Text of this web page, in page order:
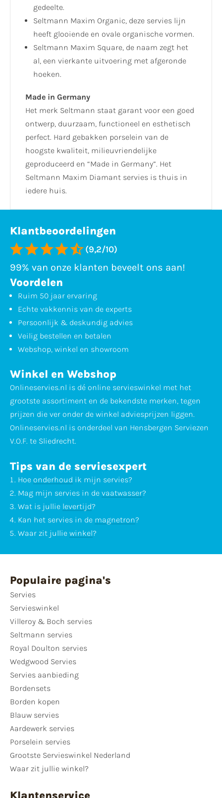
gedeelte.
Seltmann Maxim Organic, deze servies lijn
heeft glooiende en ovale organische vormen.
Seltmann Maxim Square, de naam zegt het
al, een vierkante uitvoering met afgeronde
hoeken.
Made in Germany
Het merk Seltmann staat garant voor een goed
ontwerp, duurzaam, functioneel en esthetisch
perfect. Hard gebakken porselein van de
hoogste kwaliteit, milieuvriendelijke
geproduceerd en “Made in Germany”. Het
Seltmann Maxim Diamant servies is thuis in
iedere huis.
Klantbeoordelingen
(9,2/10)
99% van onze klanten beveelt ons aan!
Voordelen
Ruim 50 jaar ervaring
Echte vakkennis van de experts
Persoonlijk & deskundig advies
Veilig bestellen en betalen
Webshop, winkel en showroom
Winkel en Webshop
Onlineservies.nl is dé online servieswinkel met het
grootste assortiment en de bekendste merken, tegen
prijzen die ver onder de winkel adviesprijzen liggen.
Onlineservies.nl is onderdeel van Hensbergen Serviezen
V.O.F. te Sliedrecht.
Tips van de serviesexpert
Hoe onderhoud ik mijn servies?
Mag mijn servies in de vaatwasser?
Wat is jullie levertijd?
Kan het servies in de magnetron?
Waar zit jullie winkel?
Populaire pagina's
Servies
Servieswinkel
Villeroy & Boch servies
Seltmann servies
Royal Doulton servies
Wedgwood Servies
Servies aanbieding
Bordensets
Borden kopen
Blauw servies
Aardewerk servies
Porselein servies
Grootste Servieswinkel Nederland
Waar zit jullie winkel?
Klantenservice